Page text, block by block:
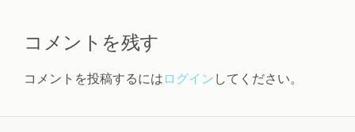
コメントを残す
コメントを投稿するには ログイン してください。